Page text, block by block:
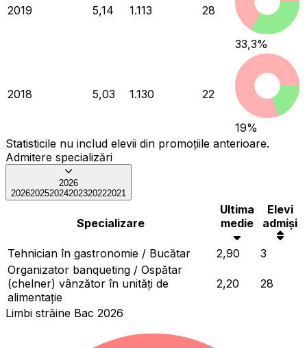
2019 5,14 1.113 28
33,3%
2018 5,03 1.130 22
19%
Statisticile nu includ elevii din promoțiile anterioare.
Admitere specializări
2026
202620252024202320222021
Specializare
Ultima
medie
Elevi
admiși
Tehnician în gastronomie / Bucătar 2,90
3
Organizator banqueting / Ospătar
(chelner) vânzător în unități de
alimentație
2,20 28
Limbi străine Bac 2026